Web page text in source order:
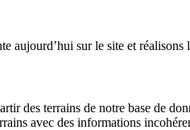
aujourd’hui sur le site et
des terrains de notre base de
avec des informations